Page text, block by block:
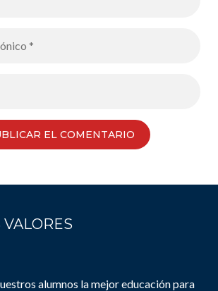
VALORES
alumnos la mejor educación para